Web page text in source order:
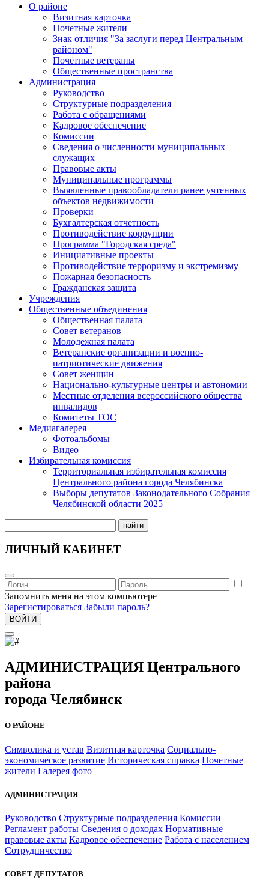
О районе
Визитная карточка
Почетные жители
Знак отличия "За заслуги перед Центральным
районом"
Почётные ветераны
Общественные пространства
Администрация
Руководство
Структурные подразделения
Работа с обращениями
Кадровое обеспечение
Комиссии
Сведения о численности муниципальных
служащих
Правовые акты
Муниципальные программы
Выявленные правообладатели ранее учтенных
объектов недвижимости
Проверки
Бухгалтерская отчетность
Противодействие коррупции
Программа "Городская среда"
Инициативные проекты
Противодействие терроризму и экстремизму
Пожарная безопасность
Гражданская защита
Учреждения
Общественные объединения
Общественная палата
Совет ветеранов
Молодежная палата
Ветеранские организации и военно-
патриотические движения
Совет женщин
Национально-культурные центры и автономии
Местные отделения всероссийского общества
инвалидов
Комитеты ТОС
Медиагалерея
Фотоальбомы
Видео
Избирательная комиссия
Территориальная избирательная комиссия
Центрального района города Челябинска
Выборы депутатов Законодательного Собрания
Челябинской области 2025
найти
ЛИЧНЫЙ КАБИНЕТ
Запомнить меня на этом компьютере
Зарегистироваться Забыли пароль?
ВОЙТИ
АДМИНИСТРАЦИЯ Центрального
района
города Челябинск
О РАЙОНЕ
Символика и устав Визитная карточка Социально-
экономическое развитие Историческая справка Почетные
жители Галерея фото
АДМИНИСТРАЦИЯ
Руководство Структурные подразделения Комиссии
Регламент работы Сведения о доходах Нормативные
правовые акты Кадровое обеспечение Работа с населением
Сотрудничество
СОВЕТ ДЕПУТАТОВ